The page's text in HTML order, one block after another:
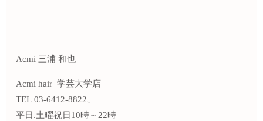
Acmi 三浦 和也
Acmi hair 学芸大学店
TEL 03-6412-8822、
平日.土曜祝日10時～22時